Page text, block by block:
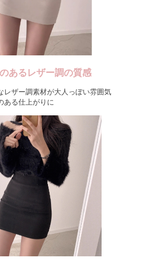
あるレザー調の質感
レザー調素材が大人っぽい雰囲気
ある仕上がりに